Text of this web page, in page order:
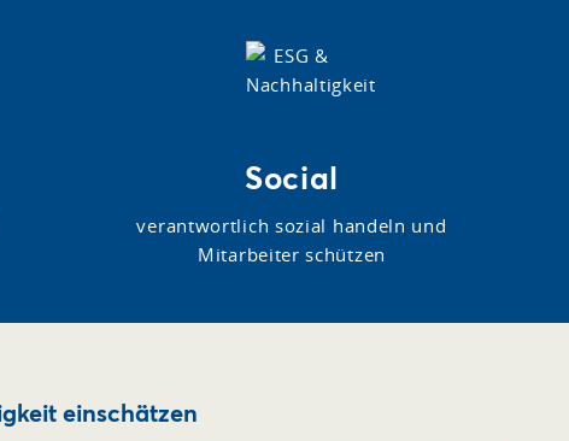
Social
verantwortlich sozial handeln und
Mitarbeiter schützen
einschätzen